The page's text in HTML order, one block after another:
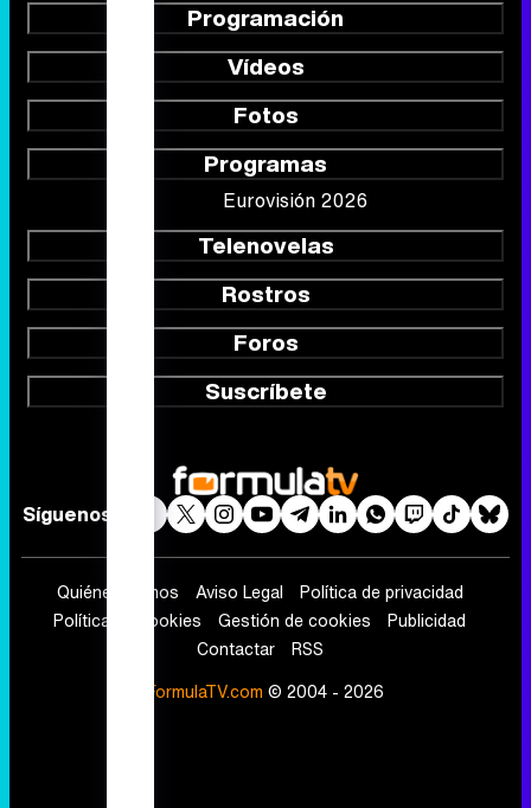
Programación
Vídeos
Fotos
Programas
Eurovisión 2026
Telenovelas
Rostros
Foros
Suscríbete
Síguenos
Quiénes somos Aviso Legal
Política de privacidad
Política de cookies
Gestión de cookies
Publicidad
Contactar
RSS
FormulaTV.com © 2004 - 2026